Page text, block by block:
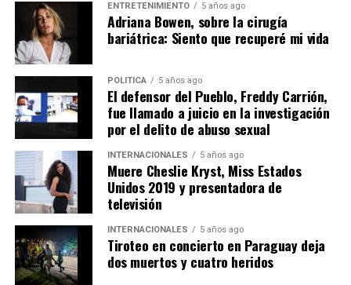
Ellos siguen sin regresar.
Y mientras no aparezcan, para sus familias la tragedia
continuará ocurriendo cada amanecer.
La solidaridad llegó antes que el
olvido
Cuando Rosa Pineda tomó el micrófono, no habló desde
el resentimiento.
Habló desde la gratitud.
Recordó que durante los días más difíciles miles de
Los indicios fueron puestos bajo cadena de custodia
conforme a los protocolos establecidos, con el
propósito de que las autoridades competentes
su procedencia, posible utilización y eventuales
responsabilidades penales.
ENTRETENIMIENTO 5 años ago
Adriana Bowen, sobre la cirugía
bariátrica: Siento que recuperé mi vida
POLITICA 5 años ago
El defensor del Pueblo, Freddy Carrión,
fue llamado a juicio en la investigación
por el delito de abuso sexual
INTERNACIONALES 5 años ago
Muere Cheslie Kryst, Miss Estados
Unidos 2019 y presentadora de
televisión
INTERNACIONALES 5 años ago
Tiroteo en concierto en Paraguay deja
dos muertos y cuatro heridos